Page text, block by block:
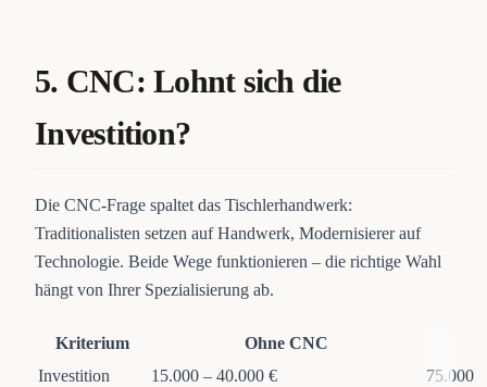
5. CNC: Lohnt sich die
Investition?
Die CNC-Frage spaltet das Tischlerhandwerk:
Traditionalisten setzen auf Handwerk, Modernisierer auf
Technologie. Beide Wege funktionieren – die richtige Wahl
hängt von Ihrer Spezialisierung ab.
Kriterium
Ohne CNC
Investition
15.000 – 40.000 € 75.000